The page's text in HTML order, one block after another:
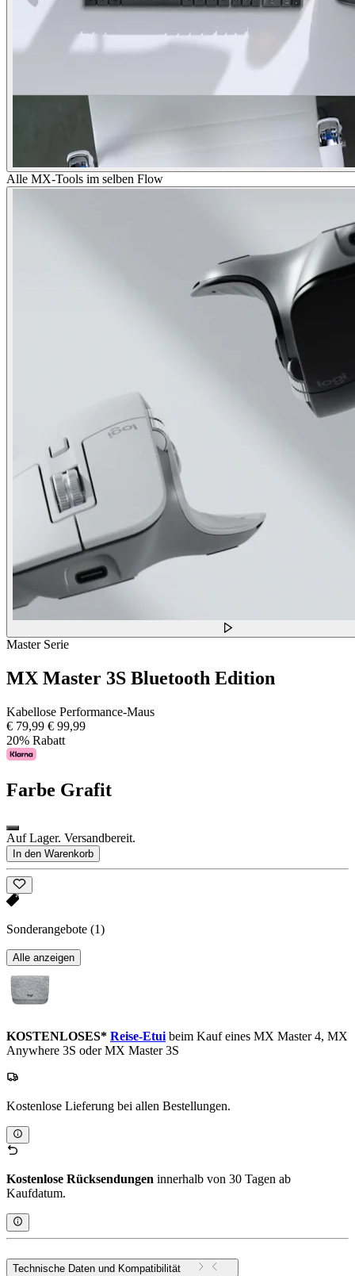
Alle MX-Tools im selben Flow
Master Serie
MX Master 3S Bluetooth Edition
Kabellose Performance-Maus
€ 79,99 € 99,99
20% Rabatt
Farbe Grafit
Auf Lager. Versandbereit.
In den Warenkorb
Sonderangebote (1)
Alle anzeigen
KOSTENLOSES* Reise-Etui beim Kauf eines MX Master 4, MX
Anywhere 3S oder MX Master 3S
Kostenlose Lieferung bei allen Bestellungen.
Kostenlose Rücksendungen innerhalb von 30 Tagen ab
Kaufdatum.
Technische Daten und Kompatibilität